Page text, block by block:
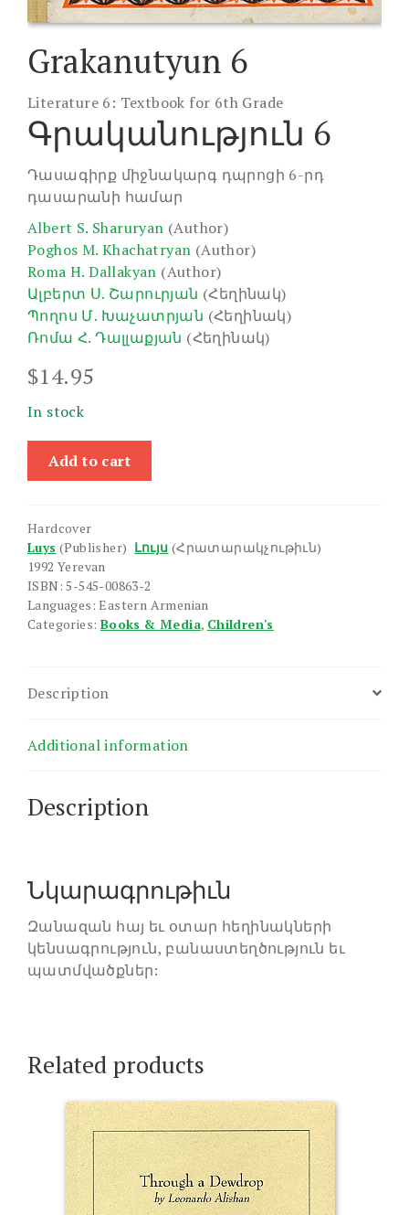
Grakanutyun 6
Literature 6: Textbook for 6th Grade
Գրականություն 6
Դասագիրք միջնակարգ դպրոցի 6-րդ
դասարանի համար
Albert S. Sharuryan (Author)
Poghos M. Khachatryan (Author)
Roma H. Dallakyan (Author)
Ալբերտ Ս. Շարուրյան (Հեղինակ)
Պողոս Մ. Խաչատրյան (Հեղինակ)
Ռոմա Հ. Դալլաքյան (Հեղինակ)
$14.95
In stock
Grakanutyun
Add to cart
Hardcover
Luys (Publisher) Լույս (Հրատարակչութիւն)
1992 Yerevan
ISBN: 5-545-00863-2
Languages: Eastern Armenian
Categories: Books & Media, Children's
Description
Additional information
Description
Նկարագրութիւն
Զանազան հայ եւ օտար հեղինակների
կենսագրություն, բանաստեղծություն եւ
պատմվածքներ:
Related products